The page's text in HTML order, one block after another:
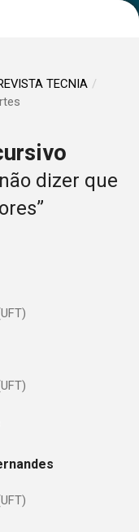
TECNIA /
dizer que